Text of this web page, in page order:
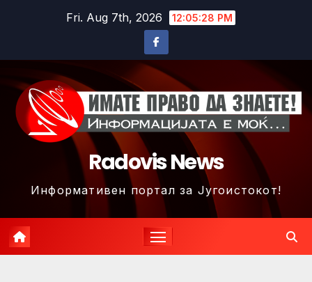
Fri. Aug 7th, 2026 12:05:31 PM
Radovis News
Информативен портал за Југоистокот!